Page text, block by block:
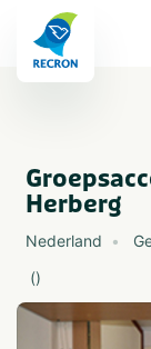
Herberg
Nederland
()